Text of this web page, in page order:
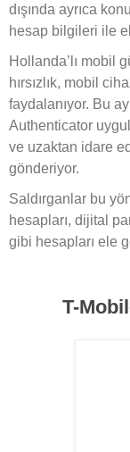
dışında ayrıca
hesap bilgileri ile
Hollanda’lı mobil
hırsızlık, mobil
faydalanıyor. Bu
Authenticator
ve uzaktan idare
gönderiyor.
Saldırganlar bu
hesapları, dijital
gibi hesapları ele
T-